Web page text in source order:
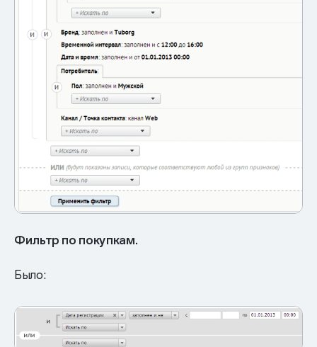
Фильтр по покупкам.
Было: